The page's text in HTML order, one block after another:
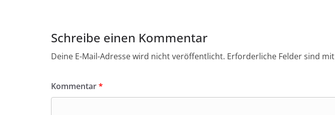
Schreibe einen Kommentar
Deine E-Mail-Adresse wird nicht veröffentlicht. Erforderliche Felder sind mit
Kommentar*